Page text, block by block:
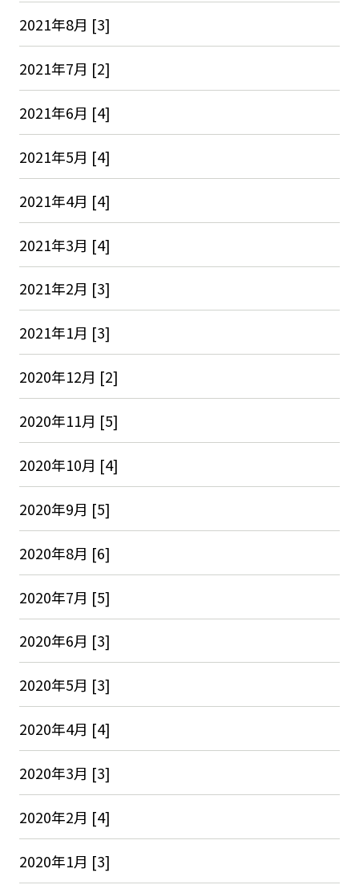
2021年8月 [3]
2021年7月 [2]
2021年6月 [4]
2021年5月 [4]
2021年4月 [4]
2021年3月 [4]
2021年2月 [3]
2021年1月 [3]
2020年12月 [2]
2020年11月 [5]
2020年10月 [4]
2020年9月 [5]
2020年8月 [6]
2020年7月 [5]
2020年6月 [3]
2020年5月 [3]
2020年4月 [4]
2020年3月 [3]
2020年2月 [4]
2020年1月 [3]